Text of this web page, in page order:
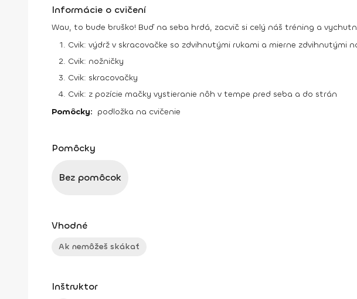
Informácie o cvičení
Wau, to bude bruško! Buď na seba hrdá, zacvič si celý náš tréning a
Cvik: výdrž v skracovačke so zdvihnutými rukami a mierne zdvihnutými
Cvik: nožničky
Cvik: skracovačky
Cvik: z pozície mačky vystieranie nôh v tempe pred seba a do strán
Pomôcky: podložka na cvičenie
Pomôcky
Bez pomôcok
Vhodné
Ak nemôžeš skákať
Inštruktor